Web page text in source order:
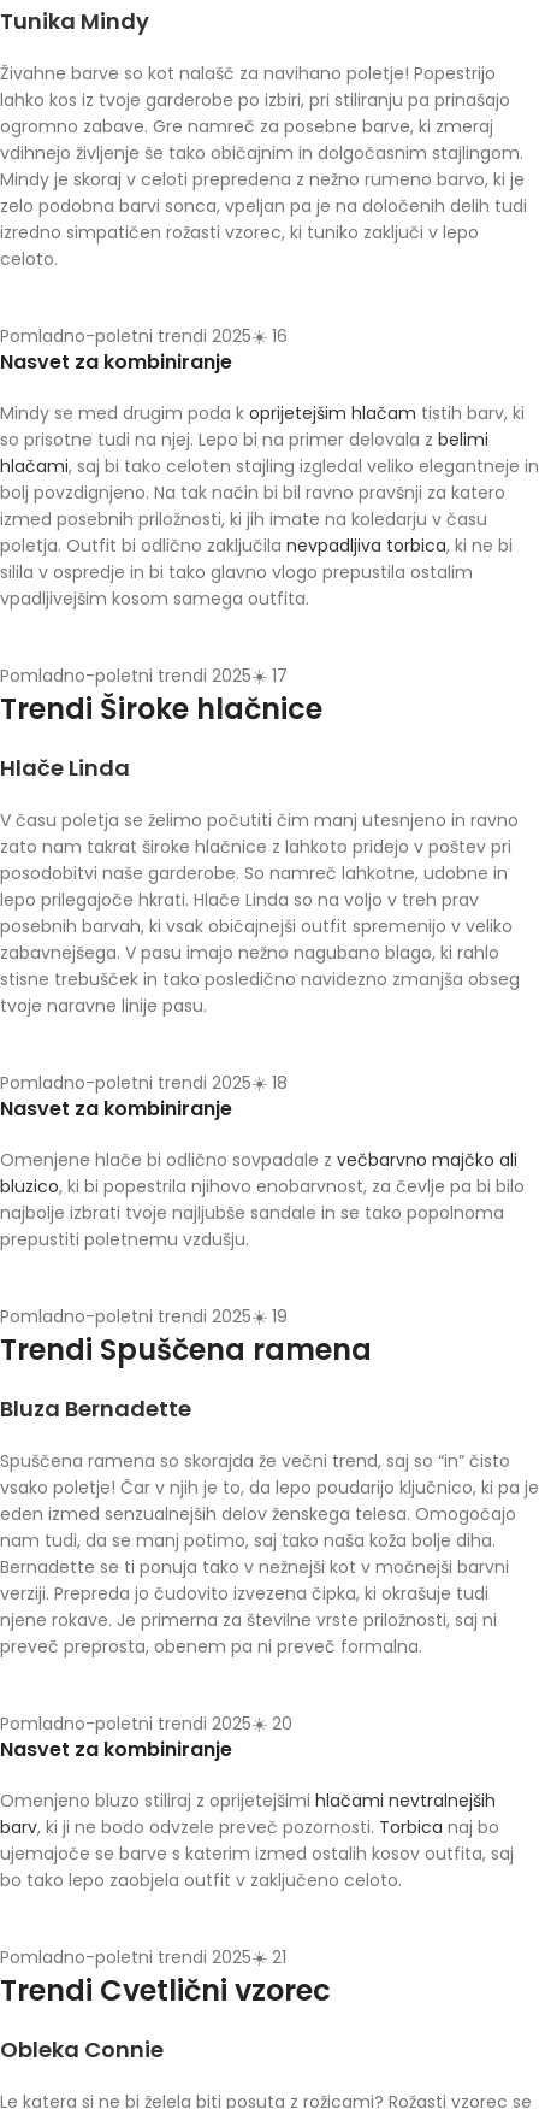
Tunika Mindy
Živahne barve so kot nalašč za navihano poletje! Popestrijo
lahko kos iz tvoje garderobe po izbiri, pri stiliranju pa prinašajo
ogromno zabave. Gre namreč za posebne barve, ki zmeraj
vdihnejo življenje še tako običajnim in dolgočasnim stajlingom.
Mindy je skoraj v celoti prepredena z nežno rumeno barvo, ki je
zelo podobna barvi sonca, vpeljan pa je na določenih delih tudi
izredno simpatičen rožasti vzorec, ki tuniko zaključi v lepo
celoto.
Pomladno-poletni trendi 2025☀️ 16
Nasvet za kombiniranje
Mindy se med drugim poda k oprijetejšim hlačam tistih barv, ki
so prisotne tudi na njej. Lepo bi na primer delovala z belimi
hlačami, saj bi tako celoten stajling izgledal veliko elegantneje in
bolj povzdignjeno. Na tak način bi bil ravno pravšnji za katero
izmed posebnih priložnosti, ki jih imate na koledarju v času
poletja. Outfit bi odlično zaključila nevpadljiva torbica, ki ne bi
silila v ospredje in bi tako glavno vlogo prepustila ostalim
vpadljivejšim kosom samega outfita.
Pomladno-poletni trendi 2025☀️ 17
Trendi Široke hlačnice
Hlače Linda
V času poletja se želimo počutiti čim manj utesnjeno in ravno
zato nam takrat široke hlačnice z lahkoto pridejo v poštev pri
posodobitvi naše garderobe. So namreč lahkotne, udobne in
lepo prilegajoče hkrati. Hlače Linda so na voljo v treh prav
posebnih barvah, ki vsak običajnejši outfit spremenijo v veliko
zabavnejšega. V pasu imajo nežno nagubano blago, ki rahlo
stisne trebušček in tako posledično navidezno zmanjša obseg
tvoje naravne linije pasu.
Pomladno-poletni trendi 2025☀️ 18
Nasvet za kombiniranje
Omenjene hlače bi odlično sovpadale z večbarvno majčko ali
bluzico, ki bi popestrila njihovo enobarvnost, za čevlje pa bi bilo
najbolje izbrati tvoje najljubše sandale in se tako popolnoma
prepustiti poletnemu vzdušju.
Pomladno-poletni trendi 2025☀️ 19
Trendi Spuščena ramena
Bluza Bernadette
Spuščena ramena so skorajda že večni trend, saj so “in” čisto
vsako poletje! Čar v njih je to, da lepo poudarijo ključnico, ki pa je
eden izmed senzualnejših delov ženskega telesa. Omogočajo
nam tudi, da se manj potimo, saj tako naša koža bolje diha.
Bernadette se ti ponuja tako v nežnejši kot v močnejši barvni
verziji. Prepreda jo čudovito izvezena čipka, ki okrašuje tudi
njene rokave. Je primerna za številne vrste priložnosti, saj ni
preveč preprosta, obenem pa ni preveč formalna.
Pomladno-poletni trendi 2025☀️ 20
Nasvet za kombiniranje
Omenjeno bluzo stiliraj z oprijetejšimi hlačami nevtralnejših
barv, ki ji ne bodo odvzele preveč pozornosti. Torbica naj bo
ujemajoče se barve s katerim izmed ostalih kosov outfita, saj
bo tako lepo zaobjela outfit v zaključeno celoto.
Pomladno-poletni trendi 2025☀️ 21
Trendi Cvetlični vzorec
Obleka Connie
Le katera si ne bi želela biti posuta z rožicami? Rožasti vzorec se